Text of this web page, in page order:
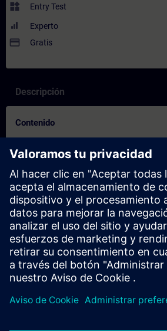
widgets Entry Test
Experto
payment Gratis
Descripción
Contenido
Deze test helpt u om erachter te komen of
basiskennis beschikt.
De test heeft 22 vragen.
geen tijdslimiet
Als umeer dan 70% correct
aan de cursus deel te nemen.
Als u minder dan 70% scoort,
SIMATIC S7 TIA Portal
SCL1) te volgen om uw basis op te